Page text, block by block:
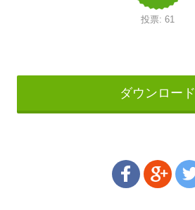
投票: 61
ダウンロード